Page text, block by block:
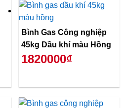
Bình Gas Công nghiệp
45kg Dầu khí màu Hồng
1820000₫